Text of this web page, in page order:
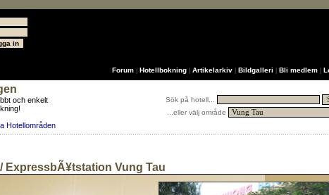
och enkelt
Hotellområden
Sök på hotell...
...eller välj område
ExpressbÃ¥tstation Vung Tau
Forum Hotellbokning Artikelarkiv Bildgalleri Bli medlem